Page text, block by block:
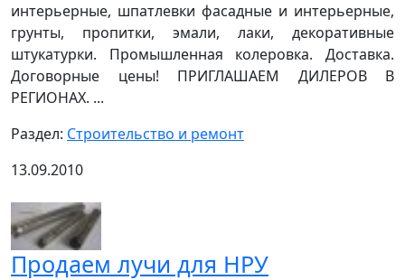
интерьерные, шпатлевки фасадные и интерьерные,
грунты, пропитки, эмали, лаки, декоративные
штукатурки. Промышленная колеровка. Доставка.
Договорные цены! ПРИГЛАШАЕМ ДИЛЕРОВ В
РЕГИОНАХ. ...
Раздел: Строительство и ремонт
13.09.2010
Продаем лучи для НРУ